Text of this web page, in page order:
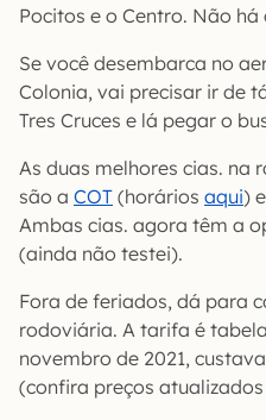
Pocitos e o Centro. Não
Se você desembarca no
Colonia, vai precisar ir de
Tres Cruces e lá pegar o
As duas melhores cias. na
são a COT (horários aqui)
Ambas cias. agora têm a
(ainda não testei).
Fora de feriados, dá para
rodoviária. A tarifa é
novembro de 2021,
(confira preços atualizados